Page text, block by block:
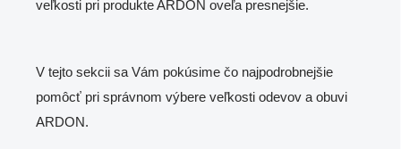
veľkosti pri produkte ARDON oveľa presnejšie.
V tejto sekcii sa Vám pokúsime čo najpodrobnejšie
pomôcť pri správnom výbere veľkosti odevov a obuvi
ARDON.